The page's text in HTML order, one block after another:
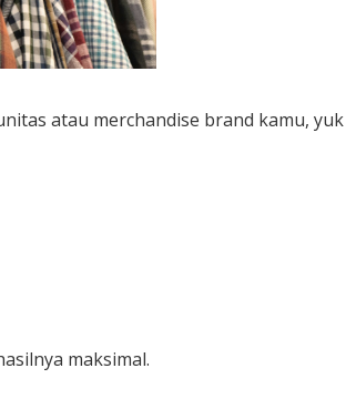
atau merchandise brand kamu, yuk
maksimal.